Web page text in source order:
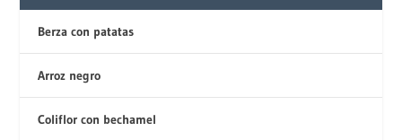
Berza con patatas
Arroz negro
Coliflor con bechamel